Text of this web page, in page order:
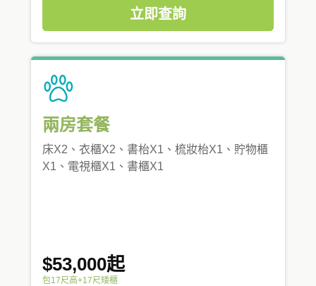
立即查詢
兩房套餐
床X2、衣櫃X2、書枱X1、梳妝枱X1、貯物櫃
X1、電視櫃X1、書櫃X1
$53,000起
包17尺高+17尺矮櫃